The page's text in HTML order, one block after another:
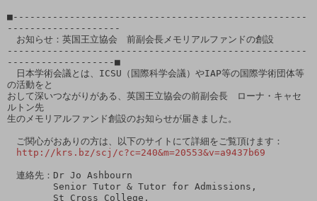
■----------------------------------------------------
--------------------
お知らせ：英国王立協会　前副会長メモリアルファンドの創設
-----------------------------------------------------
-------------------■
日本学術会議とは、ICSU（国際科学会議）やIAP等の国際学術団体等
の活動をと
おして深いつながりがある、英国王立協会の前副会長　ローナ・キャセ
ルトン先
生のメモリアルファンド創設のお知らせが届きました。
ご関心がおありの方は、以下のサイトにて詳細をご覧頂けます：
http://krs.bz/scj/c?c=240&m=20553&v=a9437b69
連絡先：Dr Jo Ashbourn
Senior Tutor & Tutor for Admissions,
St Cross College,